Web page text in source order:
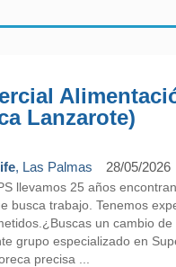
Lanzarote)
, Las Palmas 28/05/2026
llevamos 25 años
busca trabajo. Tenemos
un cambio
grupo especializado en
precisa ...